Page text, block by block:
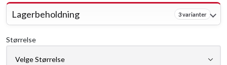
Lagerbeholdning 3 varianter
Størrelse